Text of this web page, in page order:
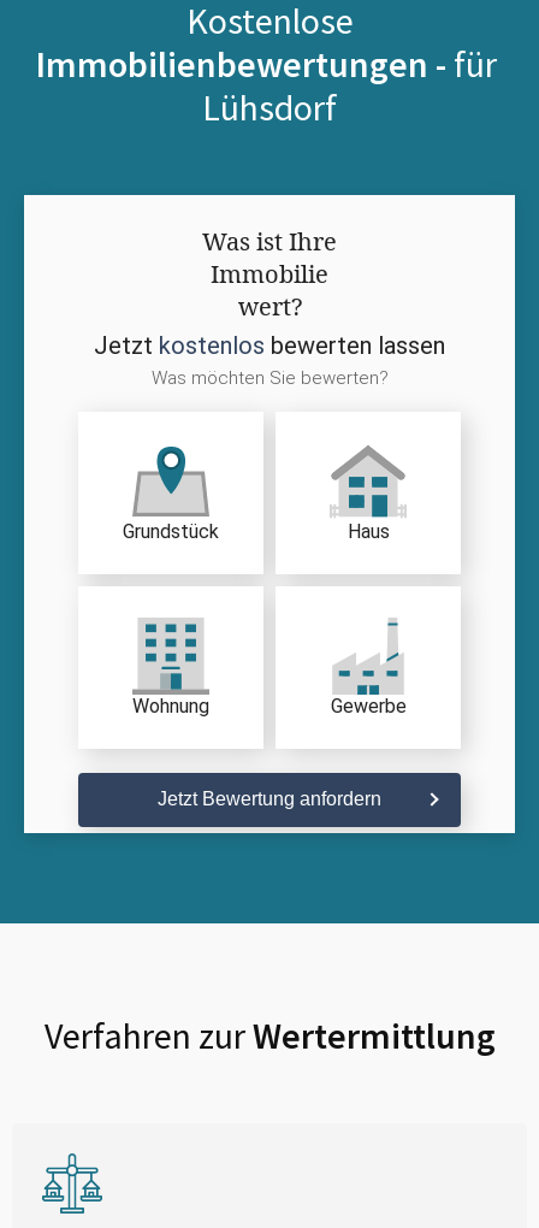
Kostenlose
Immobilienbewertungen - für
Lühsdorf
Was ist Ihre
Immobilie
wert?
Jetzt kostenlos bewerten lassen
Was möchten Sie bewerten?
Grundstück Haus
Wohnung Gewerbe
Jetzt Bewertung anfordern
Verfahren zurWertermittlung